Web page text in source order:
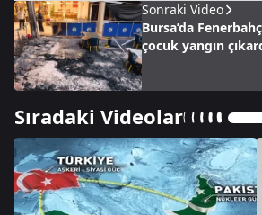
Sonraki Video
Bursa’da
çocuk yangın
Sıradaki Videolar